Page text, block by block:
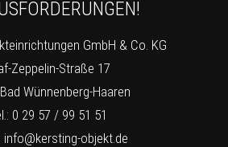
GmbH & Co. KG
Zeppelin-Straße 17
Wünnenberg-Haaren
0 29 57 / 99 51 51
info@kersting-objekt.de